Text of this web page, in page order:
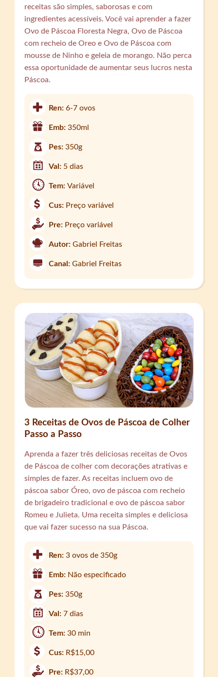
receitas são simples, saborosas e com
ingredientes acessíveis. Você vai aprender a fazer
Ovo de Páscoa Floresta Negra, Ovo de Páscoa
com recheio de Oreo e Ovo de Páscoa com
mousse de Ninho e geleia de morango. Não perca
essa oportunidade de aumentar seus lucros nesta
Páscoa.
Ren:6-7 ovos
Emb:350ml
Pes:350g
Val: 5 dias
Tem:Variável
Cus: Preço variável
Pre: Preço variável
Autor: Gabriel Freitas
Canal: Gabriel Freitas
3 Receitas de Ovos de Páscoa de Colher
Passo a Passo
Aprenda a fazer três deliciosas receitas de Ovos
de Páscoa de colher com decorações atrativas e
simples de fazer. As receitas incluem ovo de
páscoa sabor Óreo, ovo de páscoa com recheio
de brigadeiro tradicional e ovo de páscoa sabor
Romeu e Julieta. Uma receita simples e deliciosa
que vai fazer sucesso na sua Páscoa.
Ren:3 ovos de 350g
Emb: Não especificado
Pes:350g
Val:7 dias
Tem:30 min
Cus: R$15,00
Pre: R$37,00